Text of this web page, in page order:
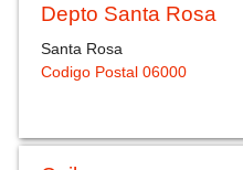
Depto Santa Rosa
Santa Rosa
Codigo Postal 06000